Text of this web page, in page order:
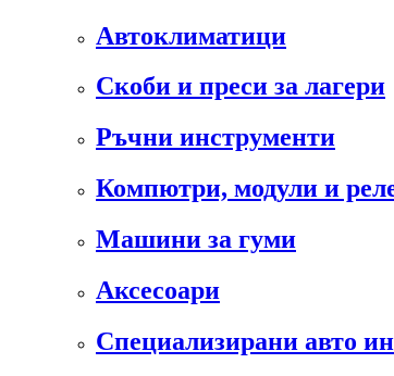
Автоклиматици
Скоби и преси за лагери
Ръчни инструменти
Компютри, модули и
Машини за гуми
Аксесоари
Специализирани авто